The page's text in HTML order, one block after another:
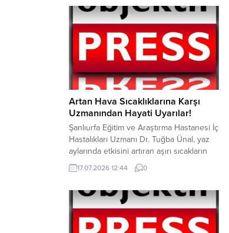
Artan Hava Sıcaklıklarına Karşı
Uzmanından Hayati Uyarılar!
Şanlıurfa Eğitim ve Araştırma Hastanesi İç
Hastalıkları Uzmanı Dr. Tuğba Ünal, yaz
aylarında etkisini artıran aşırı sıcakların
ciddi sağlık sorunlarına yol açabileceğine
dikkat çekerek vatandaşlara önemli
birlikte küresel iklim değişikliğinin de
etkisiyle hava sıcaklıklarının mevsim
normallerinin üzerine çıktığını belirten Dr.
17.07.2026 12:44 0